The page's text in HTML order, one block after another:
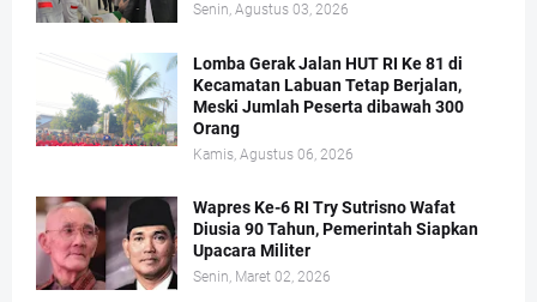
Senin, Agustus 03, 2026
Lomba Gerak Jalan HUT RI Ke 81 di
Kecamatan Labuan Tetap Berjalan,
Meski Jumlah Peserta dibawah 300
Orang
Kamis, Agustus 06, 2026
Wapres Ke-6 RI Try Sutrisno Wafat
Diusia 90 Tahun, Pemerintah Siapkan
Upacara Militer
Senin, Maret 02, 2026